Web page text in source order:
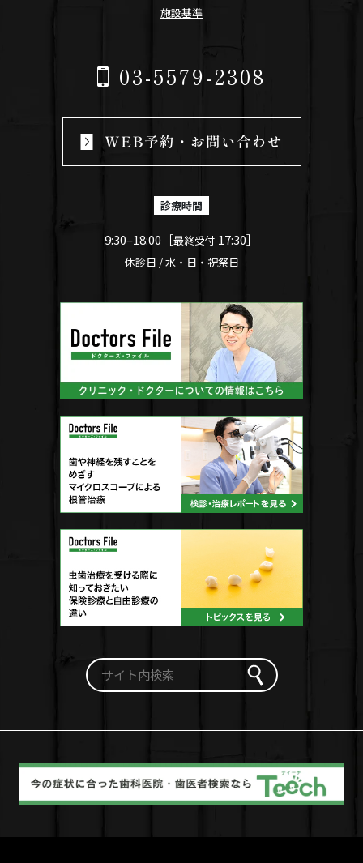
施設基準
03-5579-2308
診療時間
9:30–18:00［最終受付 17:30］
休診日 / 水・日・祝祭日